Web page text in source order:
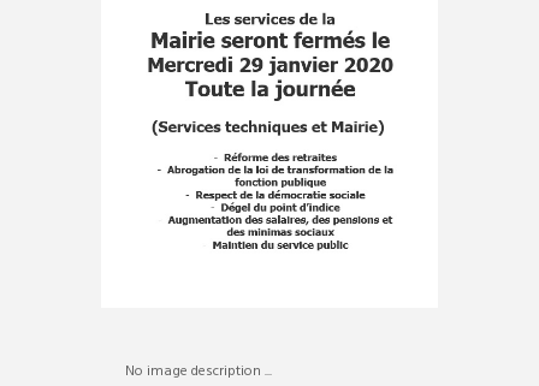
No image description ...